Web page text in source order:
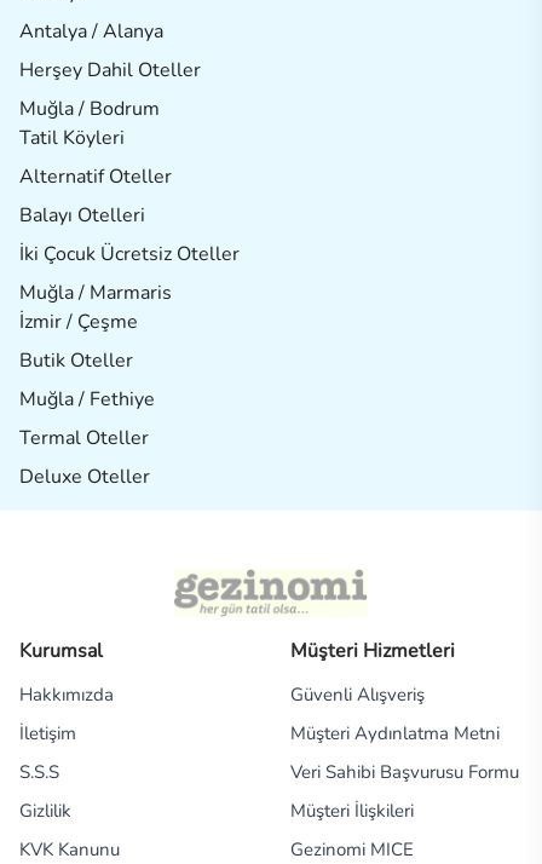
Antalya / Alanya
Herşey Dahil Oteller
Muğla / Bodrum
Tatil Köyleri
Alternatif Oteller
Balayı Otelleri
İki Çocuk Ücretsiz Oteller
Muğla / Marmaris
İzmir / Çeşme
Butik Oteller
Muğla / Fethiye
Termal Oteller
Deluxe Oteller
Kurumsal
Hakkımızda
İletişim
S.S.S
Gizlilik
KVK Kanunu
Müşteri Hizmetleri
Güvenli Alışveriş
Müşteri Aydınlatma Metni
Veri Sahibi Başvurusu Formu
Müşteri İlişkileri
Gezinomi MICE